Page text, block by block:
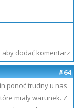
aby dodać komentarz
#64
ponoć trudny u nas
miały warunek. Z